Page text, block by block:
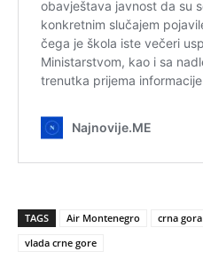
TAGS Air Montenegro crna gora
vlada crne gore